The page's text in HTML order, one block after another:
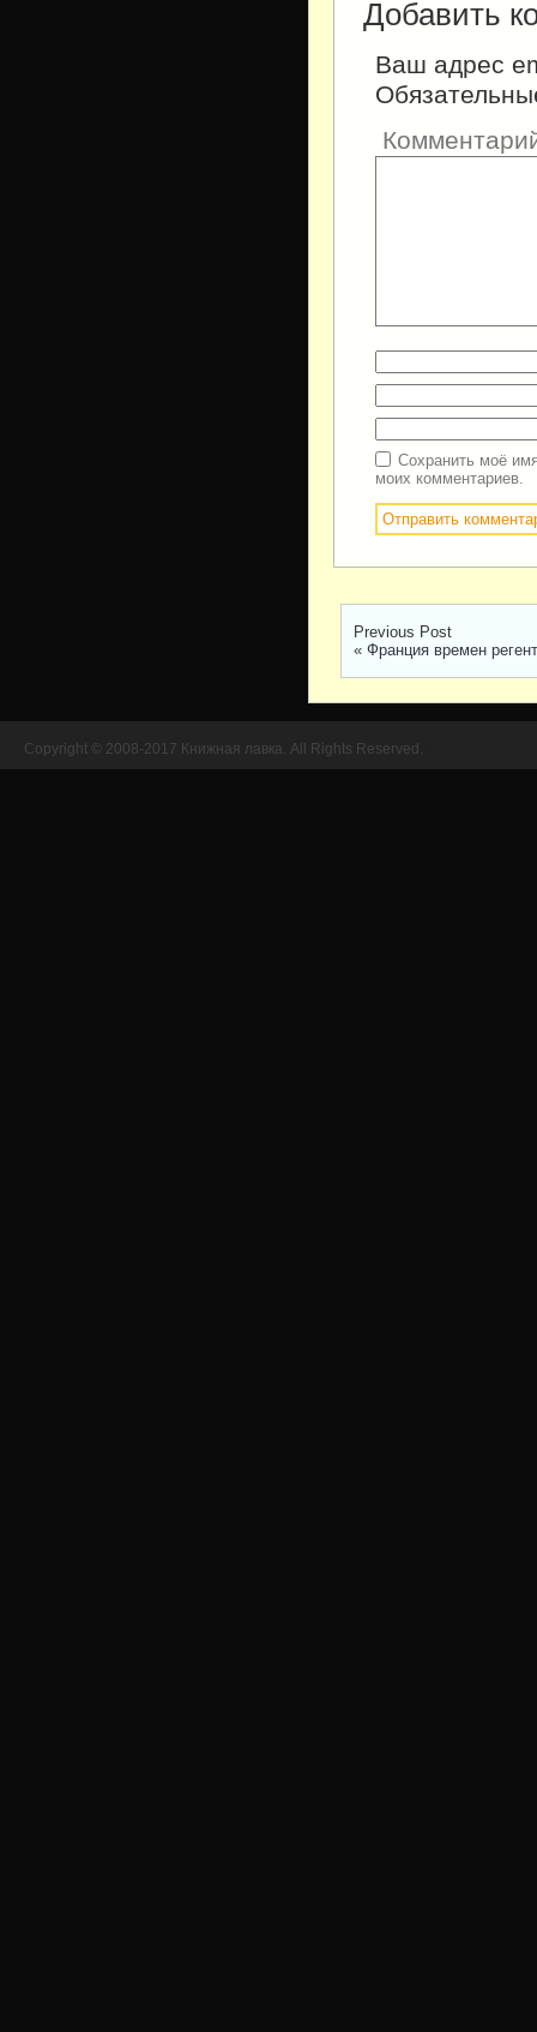
Добавить
Ваш адрес
Сохранить моё
моих комментариев.
Previous Post
« Франция времен
Copyright © 2008-2017 Книжная лавка. All Rights Reserved.